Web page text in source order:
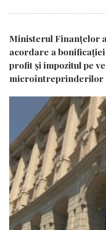
Ministerul Finanțelor
acordare a bonificației
profit și impozitul pe
microîntreprinderilor